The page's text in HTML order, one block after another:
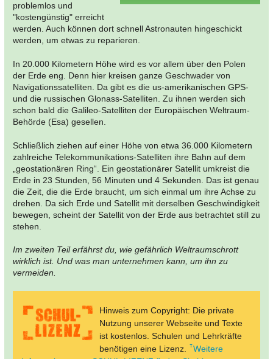
problemlos und
"kostengünstig" erreicht
werden. Auch können dort schnell Astronauten hingeschickt
werden, um etwas zu reparieren.
In 20.000 Kilometern Höhe wird es vor allem über den Polen
der Erde eng. Denn hier kreisen ganze Geschwader von
Navigationssatelliten. Da gibt es die us-amerikanischen GPS-
und die russischen Glonass-Satelliten. Zu ihnen werden sich
schon bald die Galileo-Satelliten der Europäischen Weltraum-
Behörde (Esa) gesellen.
Schließlich ziehen auf einer Höhe von etwa 36.000 Kilometern
zahlreiche Telekommunikations-Satelliten ihre Bahn auf dem
„geostationären Ring“. Ein geostationärer Satellit umkreist die
Erde in 23 Stunden, 56 Minuten und 4 Sekunden. Das ist genau
die Zeit, die die Erde braucht, um sich einmal um ihre Achse zu
drehen. Da sich Erde und Satellit mit derselben Geschwindigkeit
bewegen, scheint der Satellit von der Erde aus betrachtet still zu
stehen.
Im zweiten Teil erfährst du, wie gefährlich Weltraumschrott
wirklich ist. Und was man unternehmen kann, um ihn zu
vermeiden.
Hinweis zum Copyright: Die private
Nutzung unserer Webseite und Texte
ist kostenlos. Schulen und Lehrkräfte
benötigen eine Lizenz.
Weitere